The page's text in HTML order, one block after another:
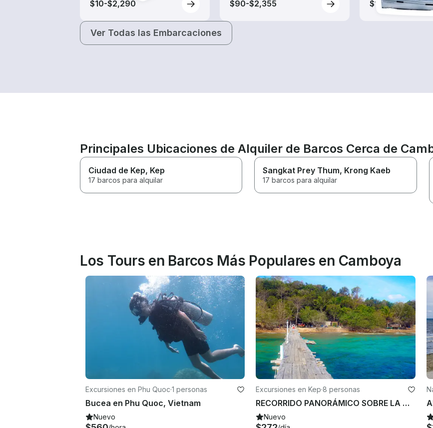
$10-$2,290
$90-$2,355
$15-$210
Ver Todas las Embarcaciones
Principales Ubicaciones de Alquiler de Barcos Cerca de
Ciudad de Kep, Kep
17 barcos para alquilar
Sangkat Prey Thum, Krong Kaeb
17 barcos para alquilar
Los Tours en Barcos Más Populares en Camboya
Excursiones en Phu Quoc·1 personas
Bucea en Phu Quoc, Vietnam
Nuevo
Excursiones en Kep·8 personas
RECORRIDO PANORÁMICO SOBRE LA CONSERVACIÓN MARINA
Nuevo